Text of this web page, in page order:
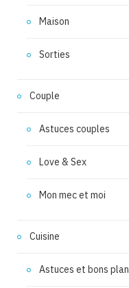
Maison
Sorties
Couple
Astuces couples
Love & Sex
Mon mec et moi
Cuisine
Astuces et bons